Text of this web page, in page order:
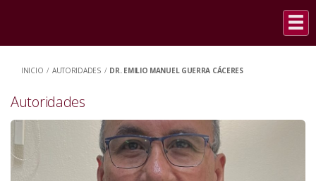
INICIO / AUTORIDADES / DR. EMILIO MANUEL GUERRA CÁCERES
Autoridades